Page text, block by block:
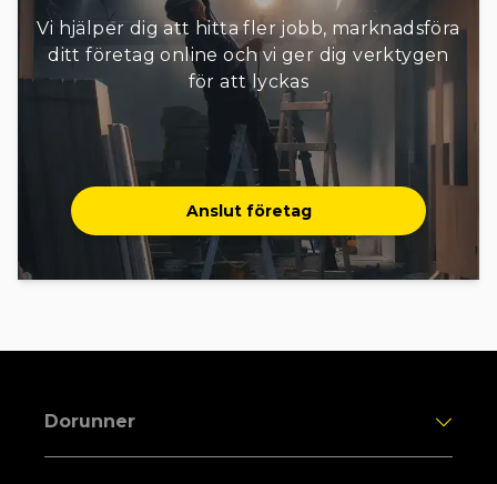
Vi hjälper dig att hitta fler jobb, marknadsföra
ditt företag online och vi ger dig verktygen
för att lyckas
Anslut företag
Dorunner